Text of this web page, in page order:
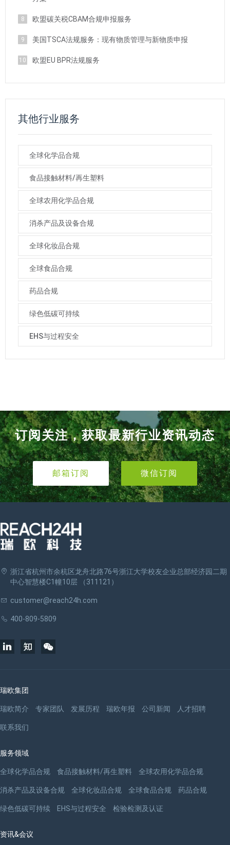
8 欧盟碳关税CBAM合规申报服务
9 美国TSCA法规服务：现有物质管理与新物质申报
10 欧盟EU BPR法规服务
其他行业服务
全球化学品合规
食品接触材料/再生塑料
全球农用化学品合规
消杀产品及设备合规
全球化妆品合规
全球食品合规
药品合规
绿色低碳可持续
EHS与过程安全
订阅关注，获取最新行业资讯动态
邮箱订阅 微信订阅
浙江省杭州市余杭区龙舟北路76号浙江大学校友企业总部经济园二期
中心智慧楼C1幢10层 （311121）
customer@reach24h.com
400-809-5809
瑞欧集团
瑞欧简介 专家团队 发展历程 瑞欧年报 公司新闻 人才招聘
联系我们
服务领域
全球化学品合规 食品接触材料/再生塑料 全球农用化学品合规
消杀产品及设备合规 全球化妆品合规 全球食品合规 药品合规
绿色低碳可持续 EHS与过程安全 检验检测及认证
资讯&会议